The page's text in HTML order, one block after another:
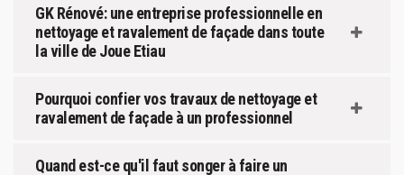
GK Rénové: une entreprise professionnelle en
nettoyage et ravalement de façade dans toute
la ville de Joue Etiau
Pourquoi confier vos travaux de nettoyage et
ravalement de façade à un professionnel
Quand est-ce qu'il faut songer à faire un